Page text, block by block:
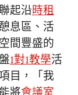
起沿時租
息區、活
間豐盛的
1對1教學活
目，「我